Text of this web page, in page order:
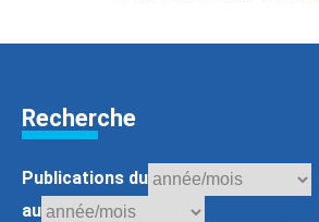
Recherche
Publications du
au